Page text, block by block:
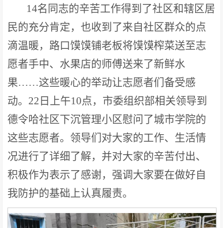
14名同志的辛苦工作得到了社区和辖区居
民的充分肯定，也收到了来自社区群众的点
滴温暖，路口馍馍铺老板将馍馍榨菜送至志
愿者手中、水果店的师傅送来了新鲜水
果……这些暖心的举动让志愿者们备受感
动。22日上午10点，市委组织部相关领导到
德令哈社区下沉管理小区慰问了城市学院的
这些志愿者。领导们对大家的工作、生活情
况进行了详细了解，并对大家的辛苦付出、
积极作为表示了感谢，强调大家要在做好自
我防护的基础上认真履责。